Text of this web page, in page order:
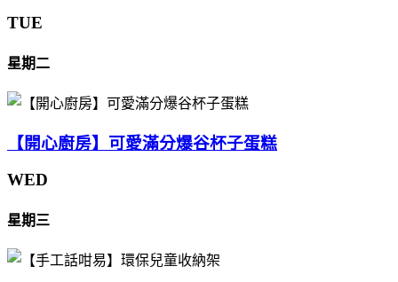
TUE
星期二
【開心廚房】可愛滿分爆谷杯子蛋糕
WED
星期三